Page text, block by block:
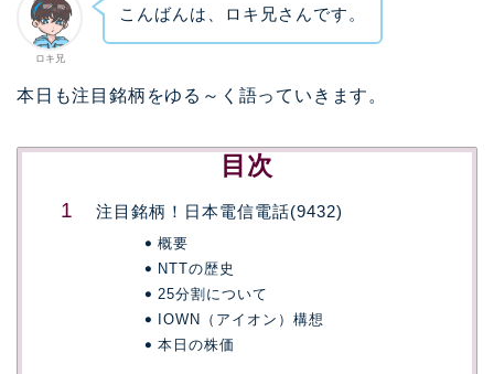
ロキ兄
こんばんは、ロキ兄さんです。
本日も注目銘柄をゆる～く語っていきます。
目次
注目銘柄！日本電信電話(9432)
概要
NTTの歴史
25分割について
IOWN（アイオン）構想
本日の株価